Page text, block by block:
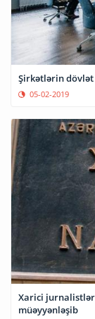
Şirkətlərin dövlət
05-02-2019
Xarici
müəyyənləşib